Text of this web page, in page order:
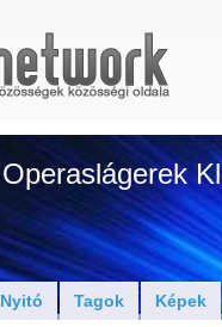
Operaslágerek
Nyitó Tagok Képek